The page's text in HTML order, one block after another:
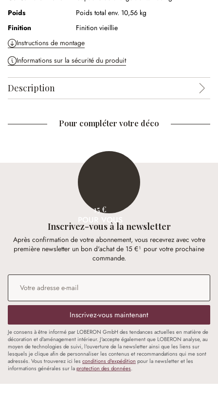
Poids
Poids total env. 10,56 kg
Finition
Finition vieillie
Instructions de montage
Informations sur la sécurité du produit
Description
Pour compléter votre déco
15 €
POUR VOUS
Inscrivez-vous à la newsletter
Après confirmation de votre abonnement, vous recevrez avec votre
première newsletter un bon d'achat de 15 €¹ pour votre prochaine
commande.
Adresse e-mail
Inscrivez-vous maintenant
Je consens à être informé par LOBERON GmbH des tendances actuelles en matière de
décoration et d'aménagement intérieur. J'accepte également que LOBERON analyse, au
moyen de technologies de suivi, l'ouverture de la newsletter ainsi que les liens sur
lesquels je clique afin de personnaliser les contenus et recommandations qui me sont
adressés. Vous trouverez ici les conditions d'expédition pour la newsletter et les
informations générales sur laprotection des données.